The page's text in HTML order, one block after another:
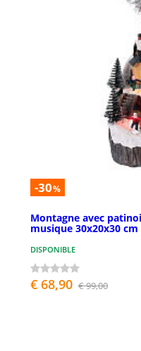
-30%
Montagne avec
musique 30x20x30 cm
DISPONIBLE
€ 68,90 € 99,00